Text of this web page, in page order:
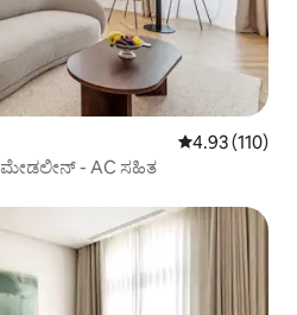
5 ರಲ್ಲಿ 4.93
4.93 (110)
- AC ಸಹಿತ